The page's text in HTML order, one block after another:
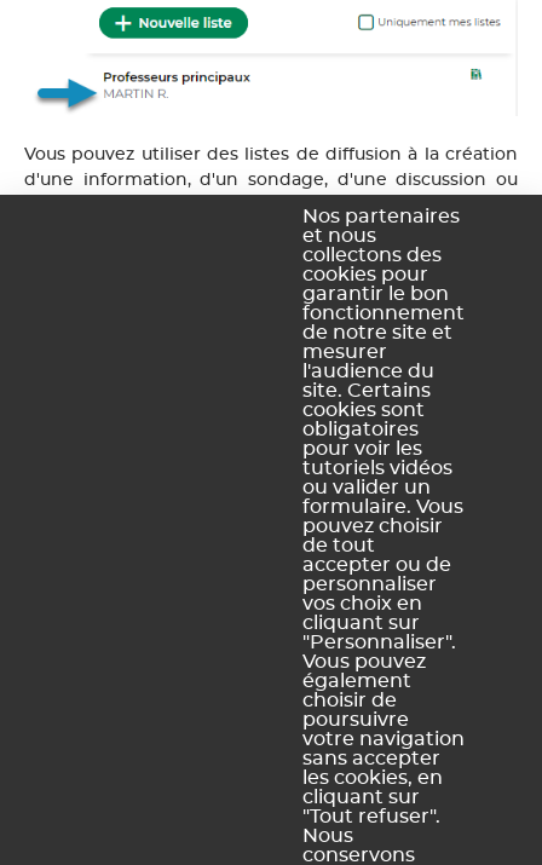
Vous pouvez utiliser des listes de diffusion à la création
d'une information, d'un sondage, d'une discussion ou
d'un évènement dans l'agenda. Pour ce faire, cliquez sur
puis cochez la ou les listes de diffusion à
Ce contenu vous a été utile ?
Pas vraiment
https://docs.index-education.com/docs_fr/fr-pronote-
support-fiche-857-3346-comment-utiliser-une-liste-de-
diffusion-creee-par-un-collegue.php
Vous ne trouvez pas de réponse à votre question ?
Contactez notre assistance
Nos partenaires
et nous
collectons des
cookies pour
garantir le bon
fonctionnement
de notre site et
mesurer
l'audience du
site. Certains
cookies sont
obligatoires
pour voir les
tutoriels vidéos
ou valider un
formulaire. Vous
pouvez choisir
de tout
accepter ou de
personnaliser
vos choix en
cliquant sur
"Personnaliser".
Vous pouvez
également
choisir de
poursuivre
votre navigation
sans accepter
les cookies, en
cliquant sur
"Tout refuser".
Nous
conservons